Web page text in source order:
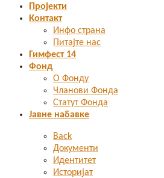
Пројекти
Контакт
Инфо страна
Питајте нас
Гимфест 14
Фонд
О Фонду
Чланови Фонда
Статут Фонда
Јавне набавке
Back
Документи
Идентитет
Историјат